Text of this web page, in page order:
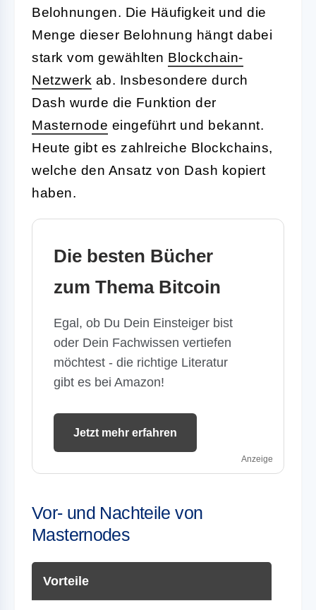
Belohnungen. Die Häufigkeit und die
Menge dieser Belohnung hängt dabei
stark vom gewählten Blockchain-
Netzwerk ab. Insbesondere durch
Dash wurde die Funktion der
Masternode eingeführt und bekannt.
Heute gibt es zahlreiche Blockchains,
welche den Ansatz von Dash kopiert
haben.
Die besten Bücher
zum Thema Bitcoin
Egal, ob Du Dein Einsteiger bist
oder Dein Fachwissen vertiefen
möchtest - die richtige Literatur
gibt es bei Amazon!
Jetzt mehr erfahren
Anzeige
Vor- und Nachteile von
Masternodes
Vorteile